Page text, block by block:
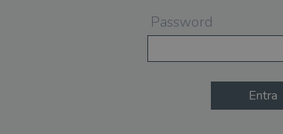
Password
Entra